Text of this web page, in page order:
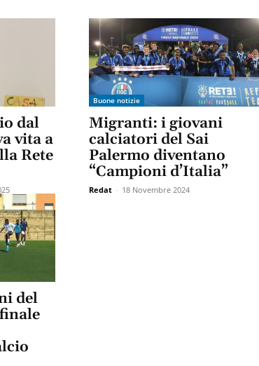
dal
vita a
Rete
Buone notizie
Migranti: i giovani
calciatori del Sai
Palermo diventano
“Campioni d’Italia”
Redat - 18 Novembre 2024
del